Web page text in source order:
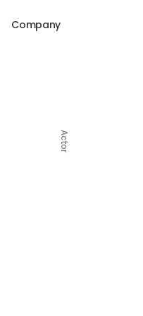
Company
Actor